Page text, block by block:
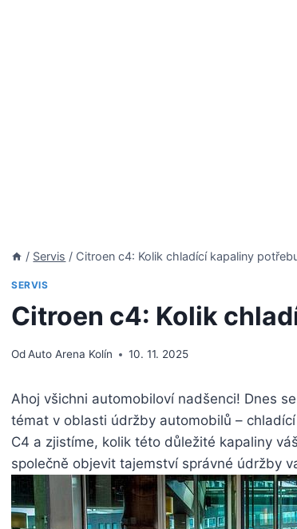
/ Servis / Citroen c4: Kolik chladící kapaliny
SERVIS
Citroen c4: Kolik
OdAuto Arena Kolín 10. 11. 2025
Ahoj všichni automobiloví nadšenci! Dnes
témat v oblasti údržby automobilů –
C4 a zjistíme, kolik této důležité kapaliny
společně objevit tajemství správné údržby